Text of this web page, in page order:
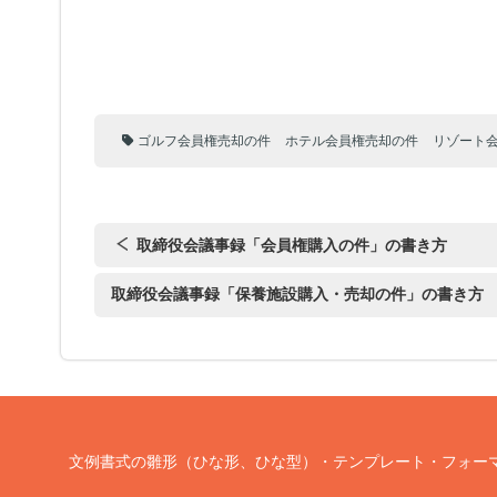
ゴルフ会員権売却の件 ホテル会員権売却の件 リゾート
取締役会議事録「会員権購入の件」の書き方
取締役会議事録「保養施設購入・売却の件」の書き方
文例書式の雛形（ひな形、ひな型）・テンプレート・フォ